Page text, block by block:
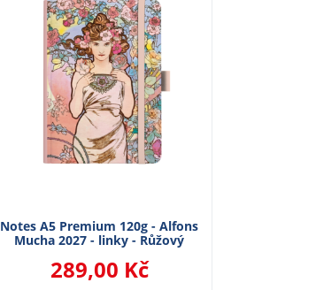
Notes A5 Premium 120g - Alfons
Mucha 2027 - linky - Růžový
289,00 Kč